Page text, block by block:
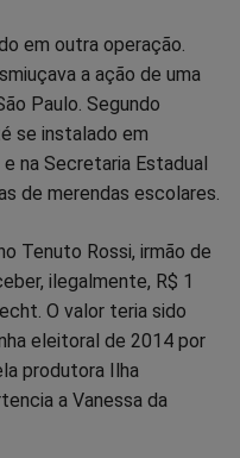
em outra operação.
a ação de uma
Paulo. Segundo
se instalado em
na Secretaria Estadual
de merendas escolares.
Tenuto Rossi, irmão de
ilegalmente, R$ 1
O valor teria sido
eleitoral de 2014 por
produtora Ilha
a Vanessa da